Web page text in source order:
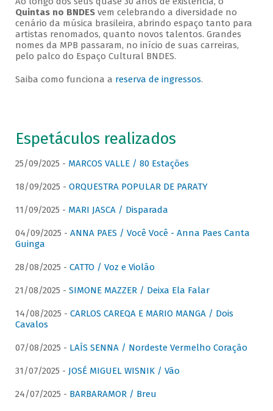
Quintas no BNDESvem celebrando a diversidade no
cenário da música brasileira, abrindo espaço tanto para
artistas renomados, quanto novos talentos. Grandes
nomes da MPB passaram, no início de suas carreiras,
pelo palco do Espaço Cultural BNDES.
Saiba como funciona a reserva de ingressos.
Espetáculos realizados
25/09/2025 - MARCOS VALLE / 80 Estações
18/09/2025 - ORQUESTRA POPULAR DE PARATY
11/09/2025 - MARI JASCA / Disparada
04/09/2025 - ANNA PAES / Você Você - Anna Paes Canta
Guinga
28/08/2025 - CATTO / Voz e Violão
21/08/2025 - SIMONE MAZZER / Deixa Ela Falar
14/08/2025 - CARLOS CAREQA E MARIO MANGA / Dois
Cavalos
07/08/2025 - LAÍS SENNA / Nordeste Vermelho Coração
31/07/2025 - JOSÉ MIGUEL WISNIK / Vão
24/07/2025 - BARBARAMOR / Breu